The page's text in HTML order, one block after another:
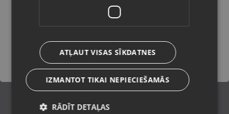
Stāvoklis Restaurēts (Garantija 24 mēneši)
25.00€
Saglabāt
ATĻAUT VISAS SĪKDATNES
IZMANTOT TIKAI NEPIECIEŠAMĀS
RĀDĪT DETAĻAS